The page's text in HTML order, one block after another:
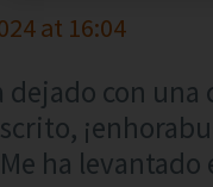
at 16:04
con una
ha levantado